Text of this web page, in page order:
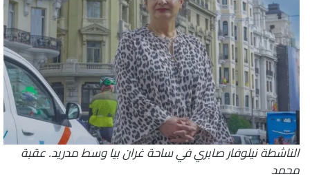
الناشطة نيلوفار صابري في ساحة غران بيا وسط مدريد. عقبة
محمد